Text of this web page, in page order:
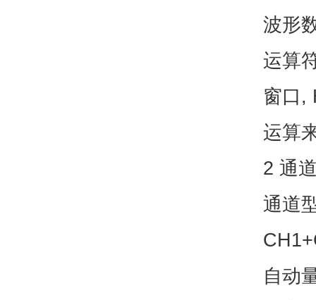
波形
运算
窗口,
运算
2 通
通道
自动